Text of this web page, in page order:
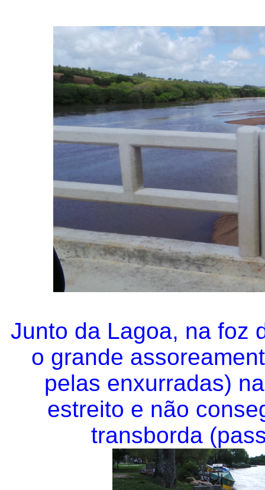
Junto da Lagoa, na foz
o grande
pelas enxurradas)
estreito e não
transborda